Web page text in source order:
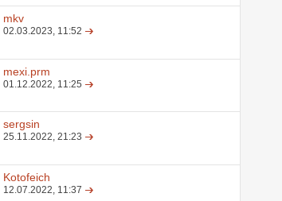
mkv
02.03.2023, 11:52
mexi.prm
01.12.2022, 11:25
sergsin
25.11.2022,21:23
Kotofeich
12.07.2022, 11:37